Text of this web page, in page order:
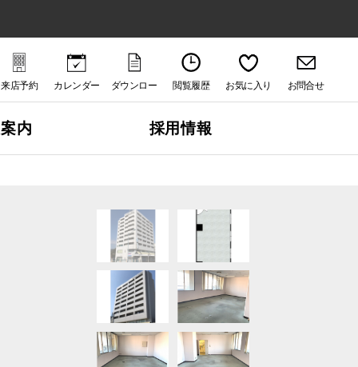
来店予約 カレンダー
ダウンロー
ド
閲覧履歴 お気に入り お問合せ
内 採用情報